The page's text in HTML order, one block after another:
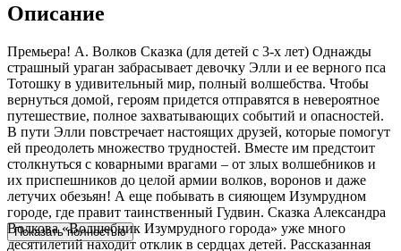
Описание
Премьера! А. Волков Сказка (для детей с 3-х лет) Однажды
страшный ураган забрасывает девочку Элли и ее верного пса
Тотошку в удивительный мир, полный волшебства. Чтобы
вернуться домой, героям придется отправятся в невероятное
путешествие, полное захватывающих событий и опасностей.
В пути Элли повстречает настоящих друзей, которые помогут
ей преодолеть множество трудностей. Вместе им предстоит
столкнуться с коварными врагами – от злых волшебников и
их приспешников до целой армии волков, воронов и даже
летучих обезьян! А еще побывать в сияющем Изумрудном
городе, где правит таинственный Гудвин. Сказка Александра
Волкова «Волшебник Изумрудного города» уже много
десятилетий находит отклик в сердцах детей. Рассказанная
Показать полностью